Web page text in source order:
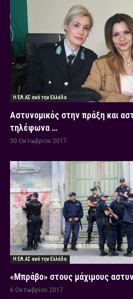
Η ΕΛ.ΑΣ ανά την Ελλάδα
Αστυνομικός στην πράξη και
τηλέφωνα …
30 Οκτωβρίου 2017
Η ΕΛ.ΑΣ ανά την Ελλάδα
«Μπράβο» στους μάχιμους
6 Οκτωβρίου 2017